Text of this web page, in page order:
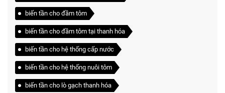
biến tần cho đầm tôm
biến tần cho đầm tôm tại thanh hóa
biến tần cho hệ thống cấp nước
biến tần cho hệ thống nuôi tôm
biến tần cho lò gạch thanh hóa